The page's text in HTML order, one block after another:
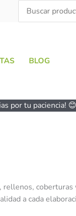
Search
for:
BLOG
por tu paciencia!
coberturas
a cada